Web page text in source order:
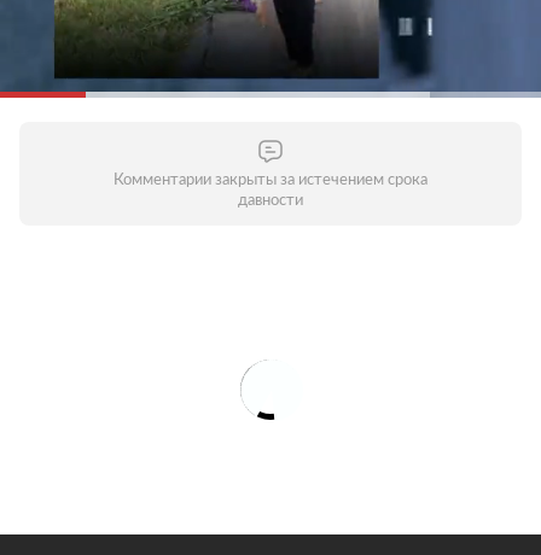
Комментарии закрыты за истечением срока
давности